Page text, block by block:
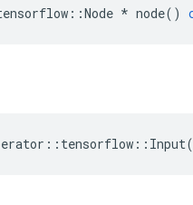
::Node * node()
:: tensorflow :: Input